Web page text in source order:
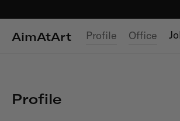
AimAtArt Profile Office
Profile